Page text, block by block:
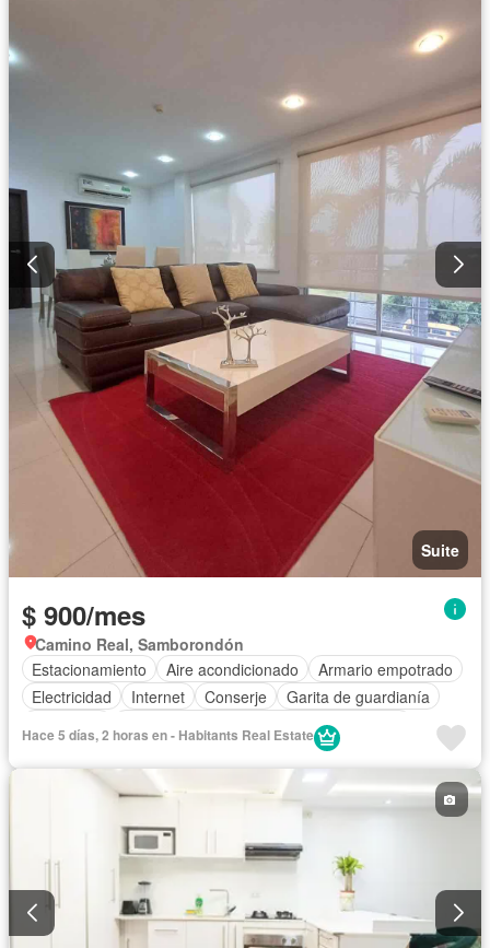
Suite
$ 900/mes
Camino Real, Samborondón
Estacionamiento
Aire acondicionado
Armario empotrado
Electricidad
Internet Conserje
Garita de guardianía
Acceso para personas con discapacidad
Patio
Ascensor
Completamente amoblado
Hace 5 días, 2 horas en - Habitants Real Estate